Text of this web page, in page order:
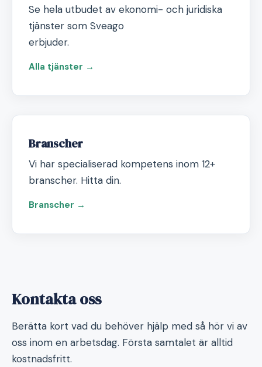
Se hela utbudet av ekonomi- och juridiska
tjänster som Sveago
erbjuder.
Alla tjänster →
Branscher
Vi har specialiserad kompetens inom 12+
branscher. Hitta din.
Branscher →
Kontakta oss
Berätta kort vad du behöver hjälp med så hör vi av
oss inom en arbetsdag. Första samtalet är alltid
kostnadsfritt.